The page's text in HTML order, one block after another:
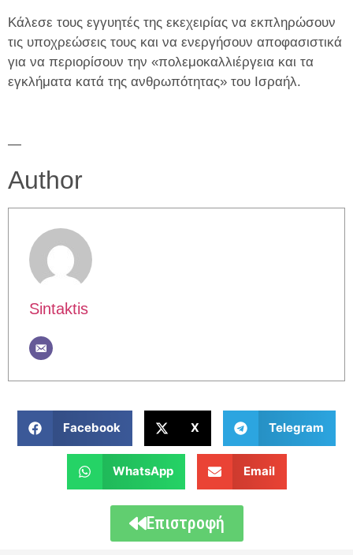
Κάλεσε τους εγγυητές της εκεχειρίας να εκπληρώσουν
τις υποχρεώσεις τους και να ενεργήσουν αποφασιστικά
για να περιορίσουν την «πολεμοκαλλιέργεια και τα
εγκλήματα κατά της ανθρωπότητας» του Ισραήλ.
—
Author
Sintaktis
Facebook X Telegram
WhatsApp Email
Επιστροφή